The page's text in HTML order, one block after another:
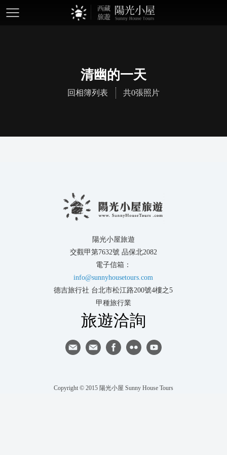
清幽的一天
回相簿列表 共0張照片
陽光小屋旅遊
交觀甲第7632號 品保北2082
電子信箱：
info@sunnyhousetours.com
德吉旅行社 台北市松江路200號4樓之5
甲種旅行業
旅遊洽詢
Copyright © 2015 陽光小屋 Sunny House Tours